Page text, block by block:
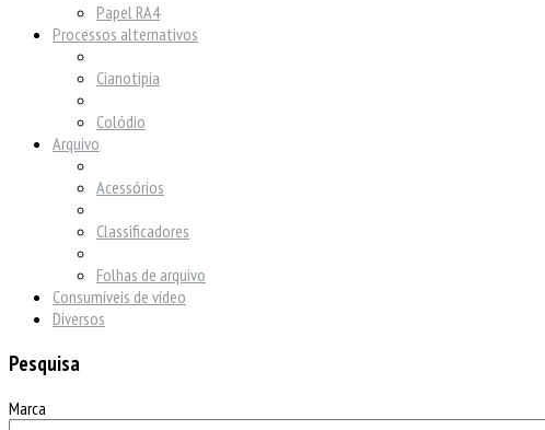
Papel RA4
Processos alternativos
Cianotipia
Colódio
Arquivo
Acessórios
Classificadores
Folhas de arquivo
Consumíveis de vídeo
Diversos
Pesquisa
Marca